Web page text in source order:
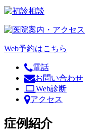
Web予約はこちら
電話
お問い合わせ
Web診断
アクセス
症例紹介